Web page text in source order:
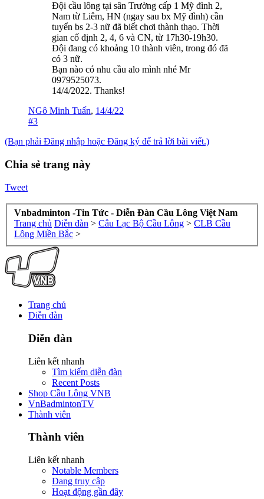
Đội cầu lông tại sân Trường cấp 1 Mỹ đình 2,
Nam từ Liêm, HN (ngay sau bx Mỹ đình) cần
tuyển bs 2-3 nữ đã biết chơi thành thạo. Thời
gian cố định 2, 4, 6 và CN, từ 17h30-19h30.
Đội đang có khoảng 10 thành viên, trong đó đã
có 3 nữ.
Bạn nào có nhu cầu alo mình nhé Mr
0979525073.
14/4/2022. Thanks!
NGô Minh Tuấn, 14/4/22
#3
(Bạn phải Đăng nhập hoặc Đăng ký để trả lời bài viết.)
Chia sẻ trang này
Tweet
Vnbadminton -Tin Tức - Diễn Đàn Cầu Lông Việt Nam
Trang chủ Diễn đàn > Câu Lạc Bộ Cầu Lông > CLB Cầu
Lông Miền Bắc >
Trang chủ
Diễn đàn
Diễn đàn
Liên kết nhanh
Tìm kiếm diễn đàn
Recent Posts
Shop Cầu Lông VNB
VnBadmintonTV
Thành viên
Thành viên
Liên kết nhanh
Notable Members
Đang truy cập
Hoạt động gần đây